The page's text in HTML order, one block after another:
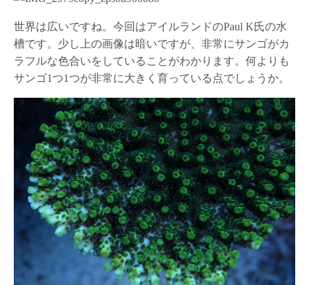
世界は広いですね。今回はアイルランドのPaul K氏の水
槽です。少し上の画像は暗いですが、非常にサンゴがカ
ラフルな色合いをしていることがわかります。何よりも
サンゴ1つ1つが非常に大きく育っている点でしょうか。